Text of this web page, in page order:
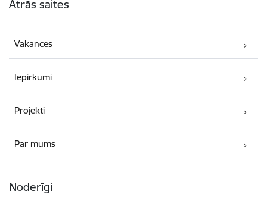
Ātrās saites
Vakances
Iepirkumi
Projekti
Par mums
Noderīgi